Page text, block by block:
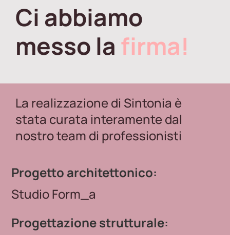
Ci abbiamo
messo la firma!
La realizzazione di Sintonia è
stata curata interamente dal
nostro team di professionisti
Progetto architettonico:
Studio Form_a
Progettazione strutturale: